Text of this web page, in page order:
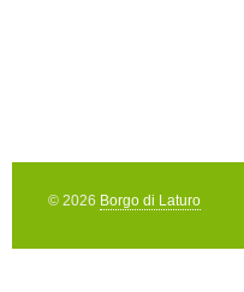
© 2026 Borgo di Laturo